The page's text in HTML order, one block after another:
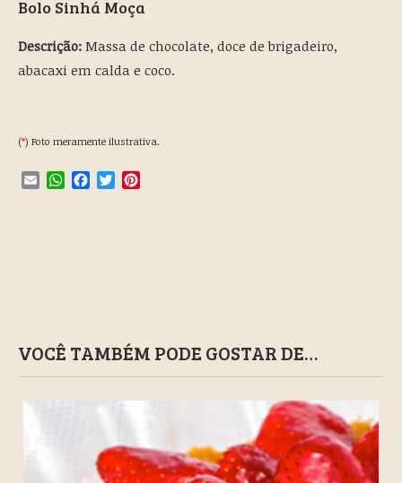
Bolo Sinhá Moça
Descrição: Massa de chocolate, doce de brigadeiro,
abacaxi em calda e coco.
(*) Foto meramente ilustrativa.
EmailWhatsApp
Facebook
Twitter
VOCÊ TAMBÉM PODE GOSTAR DE…